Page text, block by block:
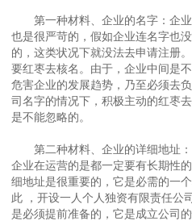
第一种材料、企业的名字：企业
也是很严苛的，假如企业连名字也
的，这类状况下就没法去申请注册
要红枣去核名。由于，企业中间是
危害企业的发展趋势，乃至必须去
司名字的情况下，积极主动的红枣
是不能忽略的。
第二种材料、企业的详细地址：
企业在运营的是都一定要有长期性
细地址是很重要的，它是必需的一
此 ，开设一人个人独资有限责任公
是必须提前准备的，它是成立公司